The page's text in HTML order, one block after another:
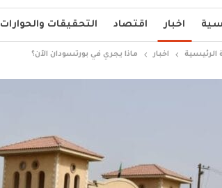
اخبار اقتصاد التحقيقات والحوارات
الرئيسية اخبار ماذا يجري في بورتسودان الآن؟